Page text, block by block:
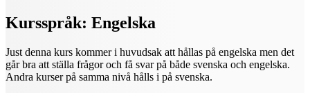
Kursspråk: Engelska
Just denna kurs kommer i huvudsak att hållas på engelska men det
går bra att ställa frågor och få svar på både svenska och engelska.
Andra kurser på samma nivå hålls i på svenska.